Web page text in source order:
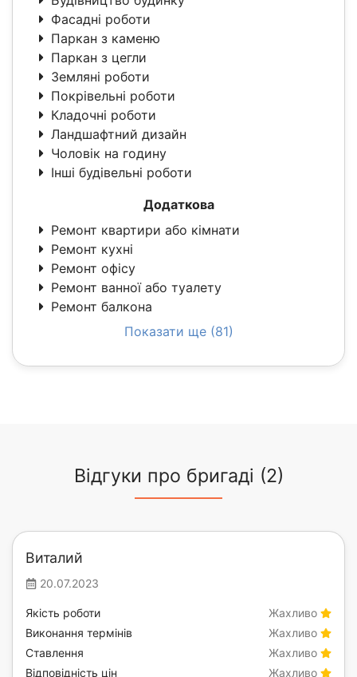
Фасадні роботи
Паркан з каменю
Паркан з цегли
Земляні роботи
Покрівельні роботи
Кладочні роботи
Ландшафтний дизайн
Чоловік на годину
Інші будівельні роботи
Додаткова
Ремонт квартири або кімнати
Ремонт кухні
Ремонт офісу
Ремонт ванної або туалету
Ремонт балкона
Показати ще (81)
Відгуки про бригаді (2)
Виталий
20.07.2023
Жахливо
Якість роботи
Жахливо
Виконання термінів
Жахливо
Ставлення
Жахливо
Відповідність цін